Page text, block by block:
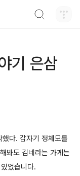
기 은삼
다. 갑자기 정체모를
봐도 김네라는 가게는
었습니다.